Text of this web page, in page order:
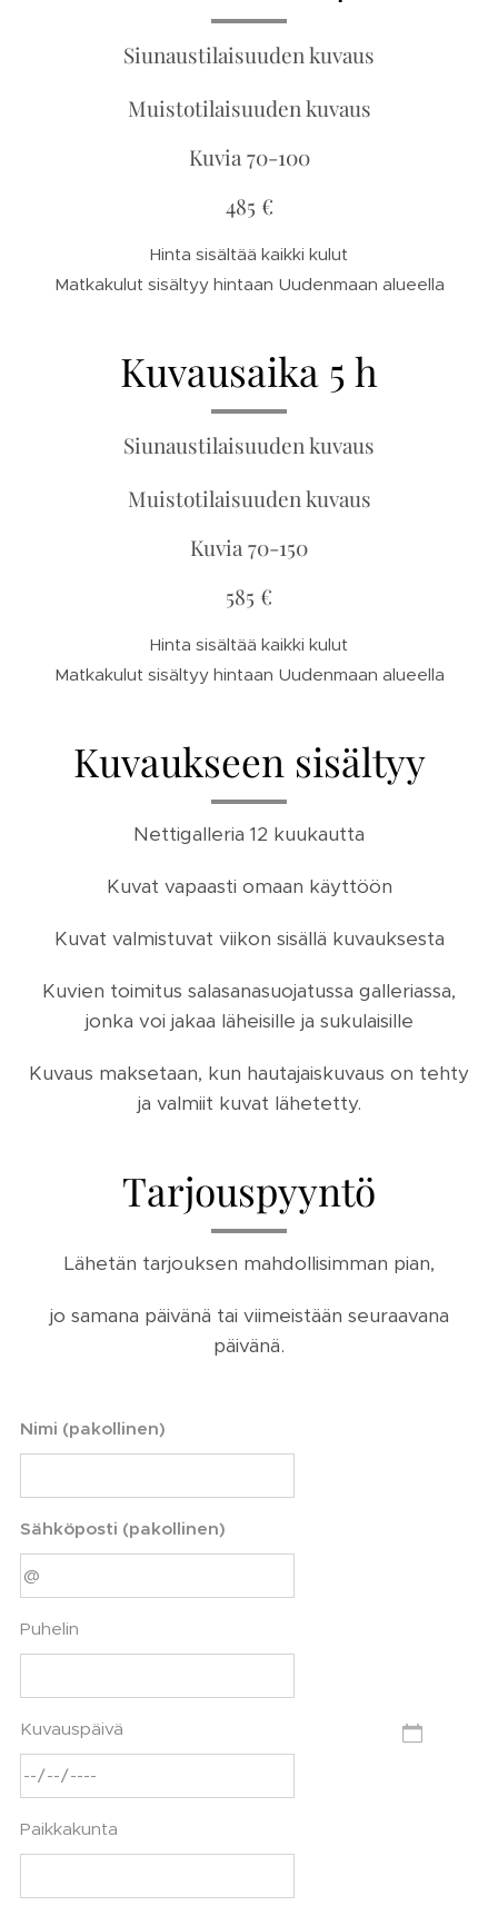
Siunaustilaisuuden kuvaus
Muistotilaisuuden kuvaus
Kuvia 70-100
485 €
Hinta sisältää kaikki kulut
Matkakulut sisältyy hintaan Uudenmaan alueella
Kuvausaika 5 h
Siunaustilaisuuden kuvaus
Muistotilaisuuden kuvaus
Kuvia 70-150
585 €
Hinta sisältää kaikki kulut
Matkakulut sisältyy hintaan Uudenmaan alueella
Kuvaukseen sisältyy
Nettigalleria 12 kuukautta
Kuvat vapaasti omaan käyttöön
Kuvat valmistuvat viikon sisällä kuvauksesta
Kuvien toimitus salasanasuojatussa galleriassa,
jonka voi jakaa läheisille ja sukulaisille
Kuvaus maksetaan, kun hautajaiskuvaus on tehty
ja valmiit kuvat lähetetty.
Tarjouspyyntö
Lähetän tarjouksen mahdollisimman pian,
jo samana päivänä tai viimeistään seuraavana
päivänä.
Nimi (pakollinen)
Sähköposti (pakollinen)
Puhelin
Kuvauspäivä
Paikkakunta